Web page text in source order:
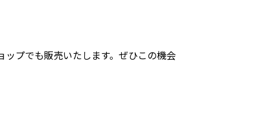
プでも販売いたします。ぜひこの機会